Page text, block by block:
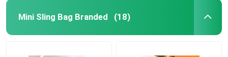
Mini Sling Bag Branded (18)